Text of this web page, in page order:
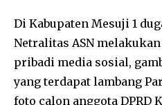
Di Kabupaten Mesuji 1
Netralitas ASN
pribadi media sosial,
yang terdapat lambang
foto calon anggota DPRD